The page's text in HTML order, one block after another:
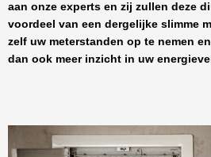
aan onze experts en zij zullen deze
voordeel van een dergelijke slimme
zelf uw meterstanden op te nemen
dan ook meer inzicht in uw